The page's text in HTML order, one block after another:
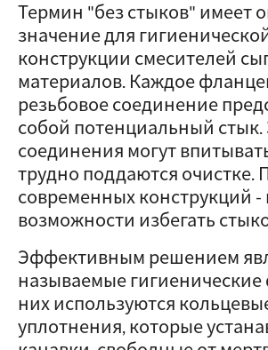
Термин "без стыков" имеет
значение для
конструкции смесителей
материалов. Каждое
резьбовое соединение
собой потенциальный стык.
соединения могут
трудно поддаются очистке.
современных конструкций -
возможности избегать
Эффективным решением
называемые
них используются
уплотнения, которые